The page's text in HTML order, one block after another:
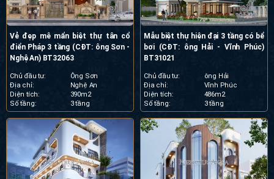
Vẻ đẹp mê mẩn biệt thự tân cổ
điển Pháp 3 tầng (CĐT: ông Sơn -
Nghệ An) BT32063
Chủ đầu tư:
Ông Sơn
Địa chỉ:
Nghệ An
Diện tích:
390m2
Số tầng:
3 tầng
Mẫu biệt thự hiện đại 3 tầng có bể
bơi (CĐT: ông Hải - Vĩnh Phúc)
BT31021
Chủ đầu tư:
ông Hải
Địa chỉ:
Vĩnh Phúc
Diện tích:
486m2
Số tầng:
3 tầng